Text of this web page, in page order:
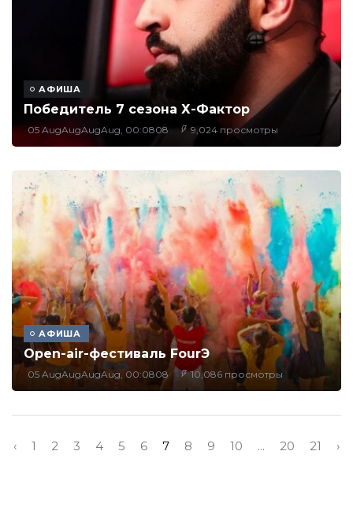
АФИША
Победитель 7 сезона Х-Фактор
05 AugAugAugAug, 00:0808 9,024 просмотры
АФИША
Оpen-air-фестиваль FourЭ
05 AugAugAugAug, 00:0808 10,086 просмотры
‹ 1 2 3 4 5 6 7 8 9 10 ... 20 21 ›